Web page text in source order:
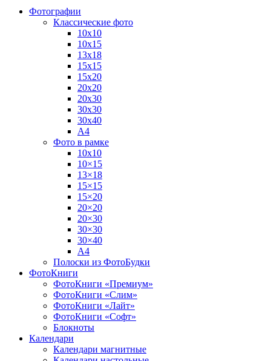
Фотографии
Классические фото
10х10
10х15
13х18
15х15
15х20
20х20
20х30
30х30
30х40
А4
Фото в рамке
10х10
10×15
13×18
15×15
15×20
20×20
20×30
30×30
30×40
A4
Полоски из ФотоБудки
ФотоКниги
ФотоКниги «Премиум»
ФотоКниги «Слим»
ФотоКниги «Лайт»
ФотоКниги «Софт»
Блокноты
Календари
Календари магнитные